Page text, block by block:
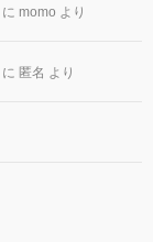
に momo より
に 匿名 より